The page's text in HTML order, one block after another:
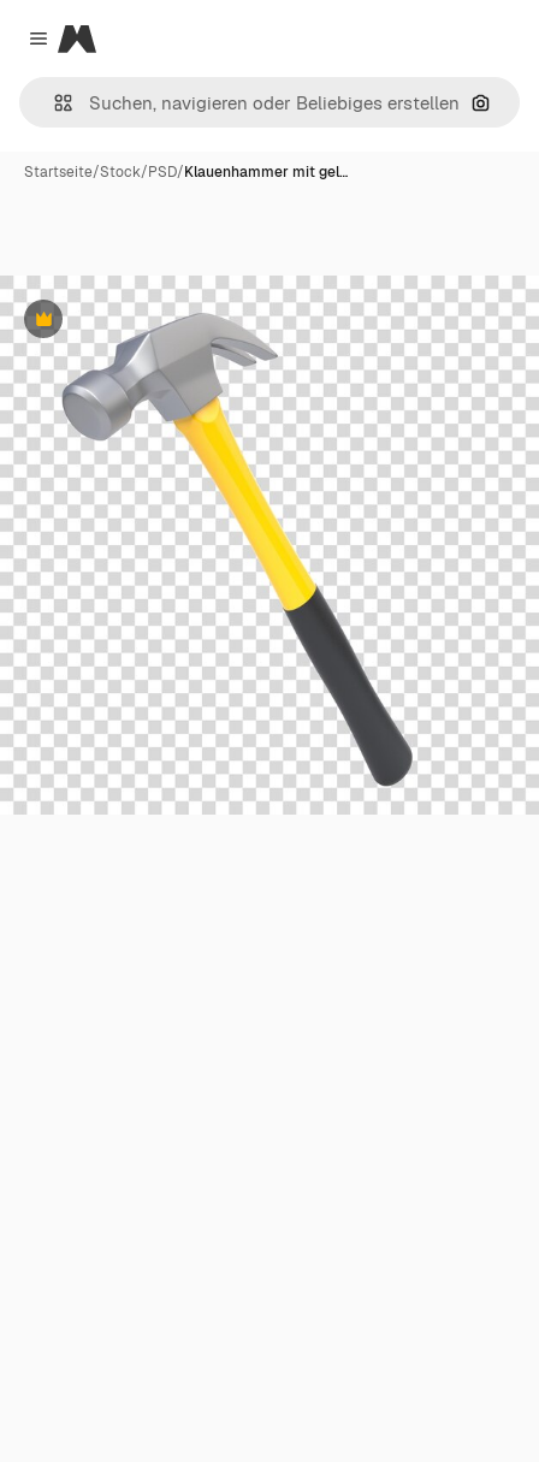
Close menu
Magnific
Nach
Startseite/Stock/PSD/Klauenhammer mit gel…
Premium